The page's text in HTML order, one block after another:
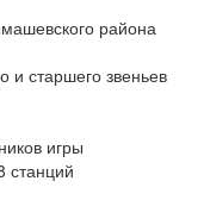
района
и старшего звеньев
игры
станций